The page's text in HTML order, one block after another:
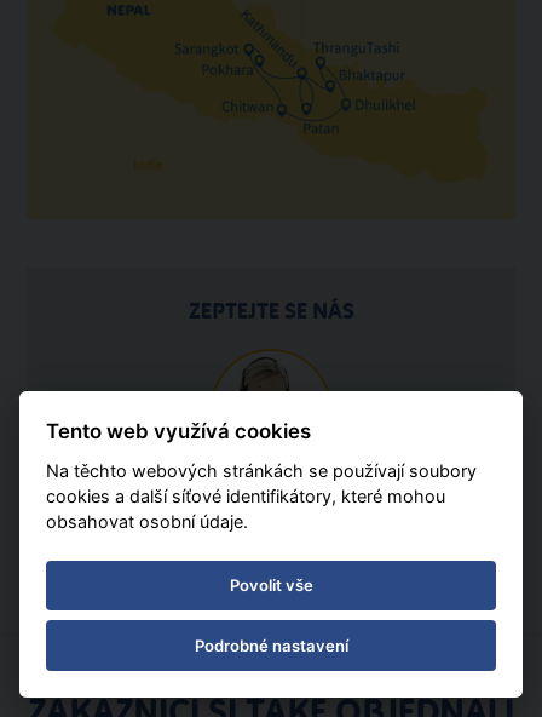
ZEPTEJTE SE NÁS
595 540 934
Po - Pá 08:30 - 16:30
Tento web využívá cookies
Na těchto webových stránkách se používají soubory
cookies a další síťové identifikátory, které mohou
obsahovat osobní údaje.
Povolit vše
Podrobné nastavení